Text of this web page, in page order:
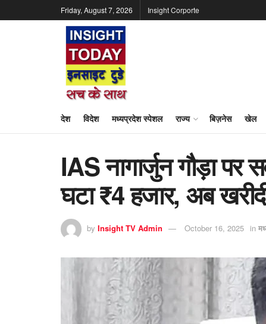
Friday, August 7, 2026 Insight Corporte
देश विदेश मध्यप्रदेश स्पेशल राज्य बिज़नेस खेल
IAS नागार्जुन गौड़ा पर
घटा ₹4 हजार, अब
by Insight TV Admin October 16, 2025 in